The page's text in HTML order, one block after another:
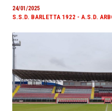
24/01/2025
S.S.D. BARLETTA 1922 - A.S.D.